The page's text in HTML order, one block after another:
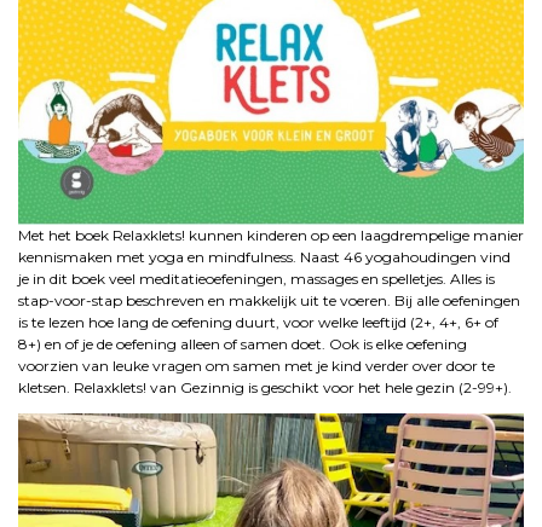
Met het boek Relaxklets! kunnen kinderen op een laagdrempelige manier
kennismaken met yoga en mindfulness. Naast 46 yogahoudingen vind
je in dit boek veel meditatieoefeningen, massages en spelletjes. Alles is
stap-voor-stap beschreven en makkelijk uit te voeren. Bij alle oefeningen
is te lezen hoe lang de oefening duurt, voor welke leeftijd (2+, 4+, 6+ of
8+) en of je de oefening alleen of samen doet. Ook is elke oefening
voorzien van leuke vragen om samen met je kind verder over door te
kletsen. Relaxklets! van Gezinnig is geschikt voor het hele gezin (2-99+).